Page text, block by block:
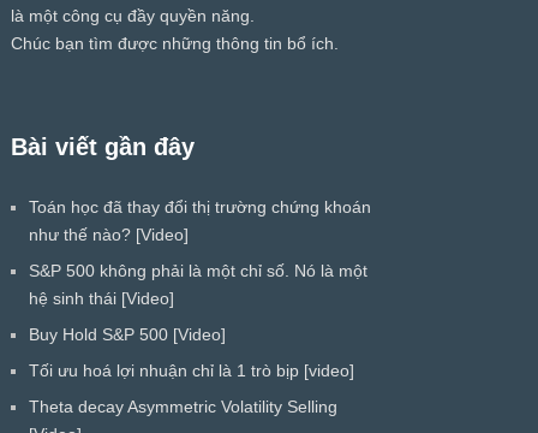
là một công cụ đầy quyền năng.
Chúc bạn tìm được những thông tin bổ ích.
Bài viết gần đây
Toán học đã thay đổi thị trường chứng khoán
như thế nào? [Video]
S&P 500 không phải là một chỉ số. Nó là một
hệ sinh thái [Video]
Buy Hold S&P 500 [Video]
Tối ưu hoá lợi nhuận chỉ là 1 trò bịp [video]
Theta decay Asymmetric Volatility Selling